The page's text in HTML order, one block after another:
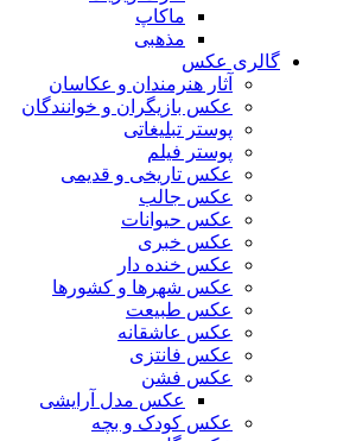
ماکاپ
مذهبی
گالری عکس
آثار هنرمندان و عکاسان
عکس بازیگران و خوانندگان
پوستر تبلیغاتی
پوستر فیلم
عکس تاریخی و قدیمی
عکس جالب
عکس حیوانات
عکس خبری
عکس خنده دار
عکس شهرها و کشورها
عکس طبیعت
عکس عاشقانه
عکس فانتزی
عکس فشن
عکس مدل آرایشی
عکس کودک و بچه